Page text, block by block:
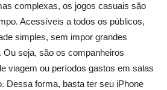
complexas, os jogos casuais são
Acessíveis a todos os públicos,
simples, sem impor grandes
seja, são os companheiros
viagem ou períodos gastos em salas
Dessa forma, basta ter seu iPhone